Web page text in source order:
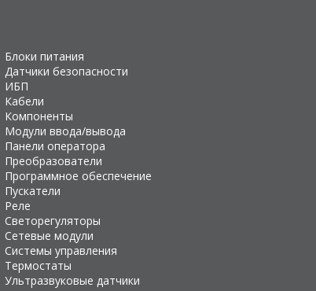
Блоки питания
Датчики безопасности
ИБП
Кабели
Компоненты
Модули ввода/вывода
Панели оператора
Преобразователи
Программное обеспечение
Пускатели
Реле
Светорегуляторы
Сетевые модули
Системы управления
Термостаты
Ультразвуковые датчики